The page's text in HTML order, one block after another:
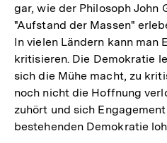
gar, wie der Philosoph John
"Aufstand der Massen"
In vielen Ländern kann man
kritisieren. Die Demokratie
sich die Mühe macht, zu
noch nicht die Hoffnung
zuhört und sich
bestehenden Demokratie